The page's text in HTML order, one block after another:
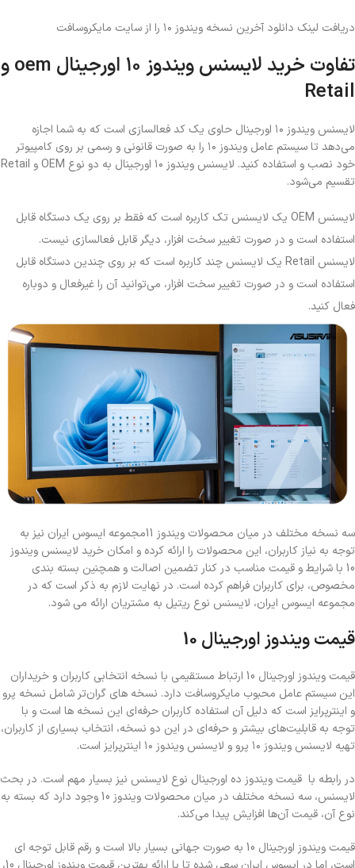
دریافت لینک دانلود آخرین نسخه ویندوز ۱۰ را از سایت مایکروسافت
تفاوت خرید لایسنس ویندوز ۱۰ اورجینال oem و
Retail
لایسنس ویندوز ۱۰ اورجینال حاوی یک کد فعالسازی است که به شما اجازه
می‌دهد تا سیستم عامل ویندوز ۱۰ را به صورت قانونی و رسمی بر روی کامپیوتر
خود نصب و استفاده کنید. لایسنس ویندوز ۱۰ اورجینال به دو نوع OEM و Retail
تقسیم می‌شود.
لایسنس OEM یک لایسنس تک کاربره است که فقط بر روی یک دستگاه قابل
استفاده است و در صورت تغییر سخت افزار، دیگر قابل فعالسازی نیست.
لایسنس Retail یک لایسنس چند کاربره است که بر روی چندین دستگاه قابل
استفاده است و در صورت تغییر سخت افزار، می‌توانید آن را غیرفعال و دوباره
فعال کنید.
سه نسخه مختلف در میان محصولات ویندوز 11
مجموعه ایسوس ایران نیز به
توجه به نیاز کاربران، این محصولات را ارائه کرده و امکان خرید لایسنس ویندوز
10 با شرایط و قیمت مناسب در کنار تضمین اصالت و همچنین بسته بندی
مخصوص، برای کاربران فراهم کرده است. در نهایت لازم به ذکر است که در
مجموعه ایسوس ایران، لایسنس نوع ریتیل به مشتریان ارائه می شود.
قیمت ویندوز اورجینال 10
قیمت ویندوز اورجینال 10 ارتباط مستقیمی با نسخه انتخابی کاربران و خریداران
این سیستم عامل محبوب مایکروسافت دارد. نسخه های گران‌تر شامل نسخه پرو
و اینترپرایز است که دلیل آن استفاده کاربران حرفه‌ای این نسخه ها است و با
توجه به قابلیت‌های بیشتر و حرفه‌‌ای در این دو نسخه، انتخاب بسیاری از کاربران،
تهیه لایسنس ویندوز ۱۰ پرو و لایسنس ویندوز ۱۰ اینترپرایز است.
در رابطه با قیمت ویندوز ده اورجینال نوع لایسنس نیز بسیار مهم است. در بحث
لایسنس، سه نسخه مختلف در میان محصولات ویندوز 10 وجود دارد که بسته به
نوع آن، قیمت آن‌ها افزایش پیدا می‌کند.
قیمت ویندوز اورجینال 10 به صورت جهانی بسیار بالا است و رقم قابل توجه ای